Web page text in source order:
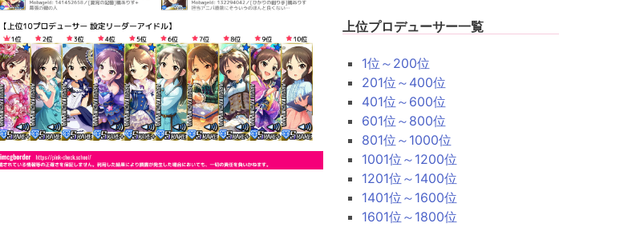
上位プロデューサー一覧
1位～200位
201位～400位
401位～600位
601位～800位
801位～1000位
1001位～1200位
1201位～1400位
1401位～1600位
1601位～1800位